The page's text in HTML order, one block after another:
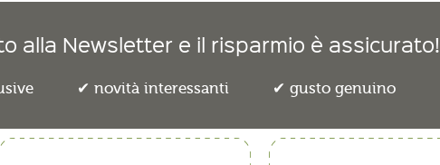
alla Newsletter e il risparmio è assicurato!
novità interessanti gusto genuino